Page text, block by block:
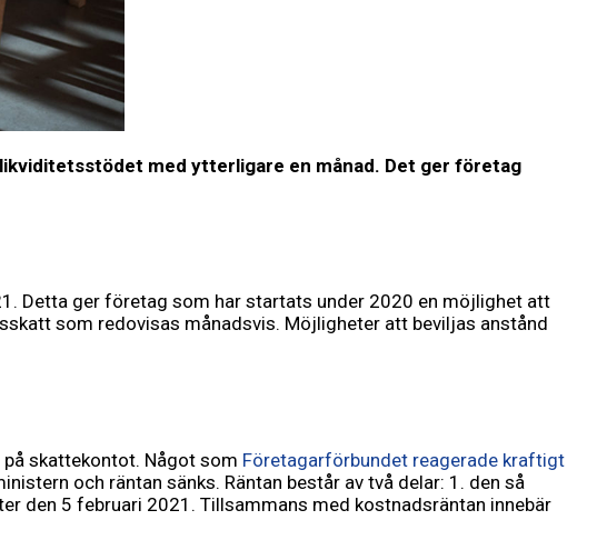
med ytterligare en månad. Det ger företag
Detta ger företag som har startats under 2020 en möj­lighet att
som redovisas månadsvis. Möjligheter att beviljas anstånd
skattekontot. Något som Företagarförbundet reagerade kraftigt
och räntan sänks. Räntan består av två delar: 1. den så
den 5 februari 2021. Tillsam­mans med kostnadsräntan innebär